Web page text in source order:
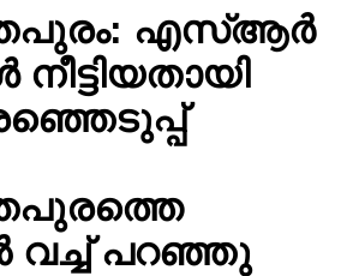
എസ്ആർ
വച്ച് പറഞ്ഞു